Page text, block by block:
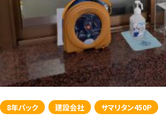
8年パック 建設会社 サマリタン450P